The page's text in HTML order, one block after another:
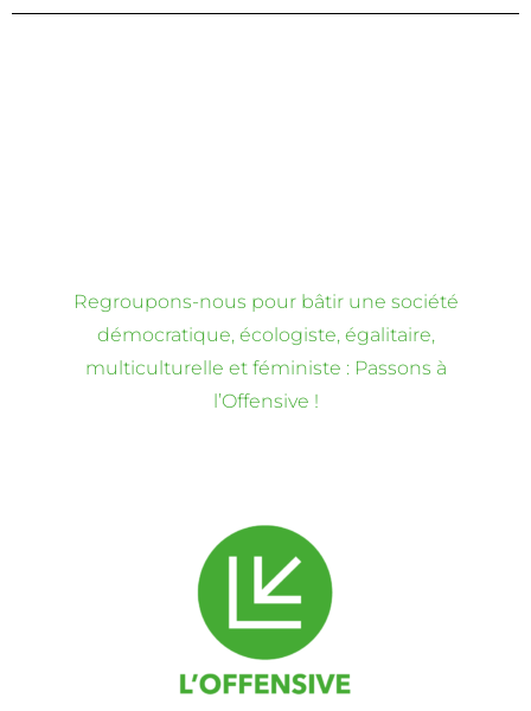
Regroupons-nous pour bâtir une société
démocratique, écologiste, égalitaire,
multiculturelle et féministe : Passons à
l’Offensive !